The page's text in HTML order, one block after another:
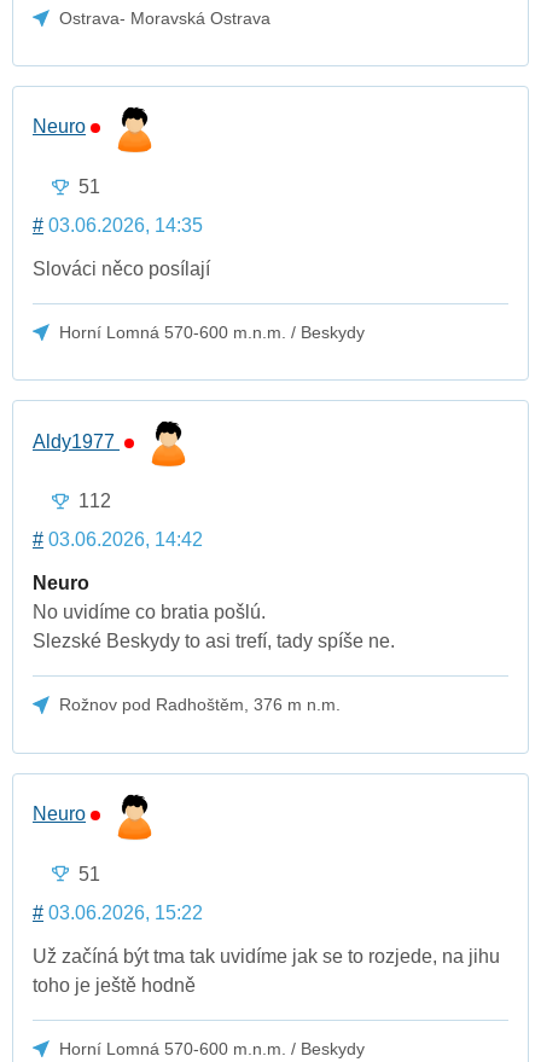
Ostrava- Moravská Ostrava
Neuro
51
# 03.06.2026, 14:35
Slováci něco posílají
Horní Lomná 570-600 m.n.m. / Beskydy
Aldy1977
112
# 03.06.2026, 14:42
Neuro
No uvidíme co bratia pošlú.
Slezské Beskydy to asi trefí, tady spíše ne.
Rožnov pod Radhoštěm, 376 m n.m.
Neuro
51
# 03.06.2026, 15:22
Už začíná být tma tak uvidíme jak se to rozjede, na jihu
toho je ještě hodně
Horní Lomná 570-600 m.n.m. / Beskydy